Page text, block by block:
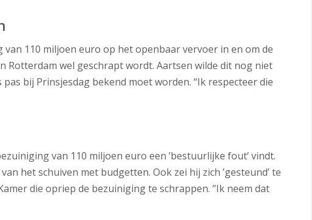
110 miljoen euro op het openbaar vervoer in en om de
Rotterdam wel geschrapt wordt. Aartsen wilde dit nog niet
bij Prinsjesdag bekend moet worden. “Ik respecteer die
van 110 miljoen euro een ’bestuurlijke fout’ vindt.
het schuiven met budgetten. Ook zei hij zich ’gesteund’ te
die opriep de bezuiniging te schrappen. ’’Ik neem dat